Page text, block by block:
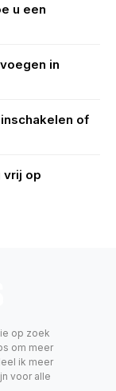
u een
in
of
vrij op
op zoek
om meer
ik meer
voor alle